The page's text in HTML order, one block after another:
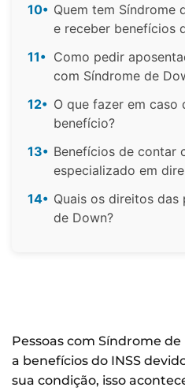
10• Quem tem Síndrome
e receber benefícios
11• Como pedir
com Síndrome de
12• O que fazer em caso
benefício?
13• Benefícios de contar
especializado em
14• Quais os direitos das
de Down?
Pessoas com Síndrome
a benefícios do INSS
sua condição, isso